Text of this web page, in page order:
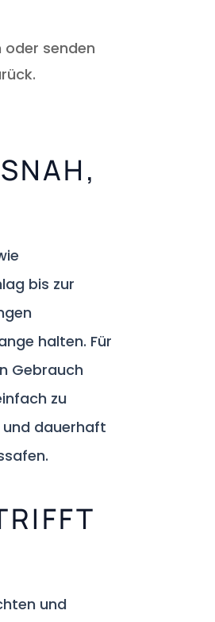
oder senden
bis zur
halten. Für
Gebrauch
zu
und dauerhaft
und